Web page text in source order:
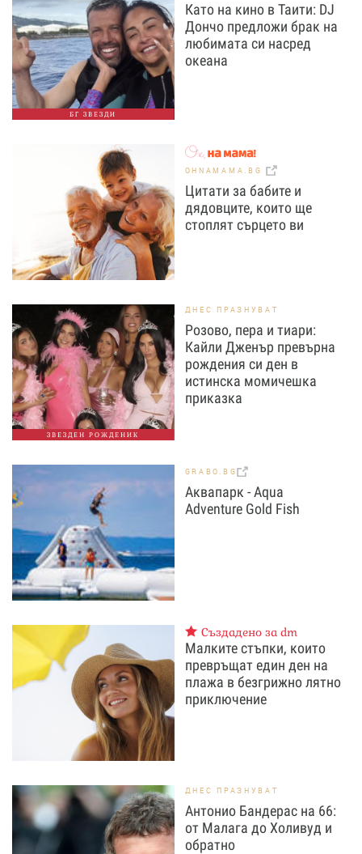
БГ ЗВЕЗДИ
Като на кино в Таити: DJ
Дончо предложи брак на
любимата си насред
океана
OHNAMAMA.BG
Цитати за бабите и
дядовците, които ще
стоплят сърцето ви
ЗВЕЗДЕН РОЖДЕНИК
ДНЕС ПРАЗНУВАТ
Розово, пера и тиари:
Кайли Дженър превърна
рождения си ден в
истинска момичешка
приказка
GRABO.BG
Аквапарк - Aqua
Adventure Gold Fish
Създадено за dm
Малките стъпки, които
превръщат един ден на
плажа в безгрижно лятно
приключение
ДНЕС ПРАЗНУВАТ
Антонио Бандерас на 66:
от Малага до Холивуд и
обратно